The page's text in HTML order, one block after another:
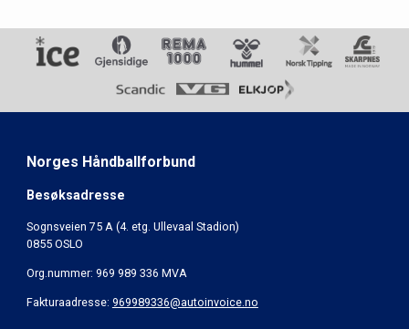
Norges Håndballforbund
Besøksadresse
Sognsveien 75 A (4. etg. Ullevaal Stadion)
0855 OSLO
Org.nummer: 969 989 336 MVA
Fakturaadresse: 969989336@autoinvoice.no